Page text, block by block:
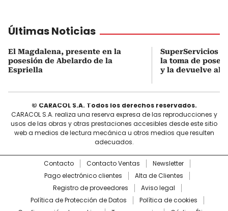
Últimas Noticias
El Magdalena, presente en la
posesión de Abelardo de la
Espriella
SuperServicios
la toma de
y la devuelve al
© CARACOL S.A. Todos los derechos reservados.
CARACOL S.A. realiza una reserva expresa de las reproducciones y
usos de las obras y otras prestaciones accesibles desde este sitio
web a medios de lectura mecánica u otros medios que resulten
adecuados.
Contacto Contacto Ventas
Newsletter
Pago electrónico clientes
Alta de Clientes
Registro de proveedores
Aviso legal
Política de Protección de Datos
Política de cookies